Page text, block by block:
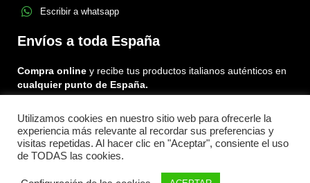
Escribir a whatsapp
Envíos a toda España
Compra online y recibe tus productos italianos auténticos en
cualquier punto de España.
Encuéntranos en:
FacebookInstagram
Tiktok
Utilizamos cookies en nuestro sitio web para ofrecerle la
experiencia más relevante al recordar sus preferencias y
visitas repetidas. Al hacer clic en "Aceptar", consiente el uso
de TODAS las cookies.